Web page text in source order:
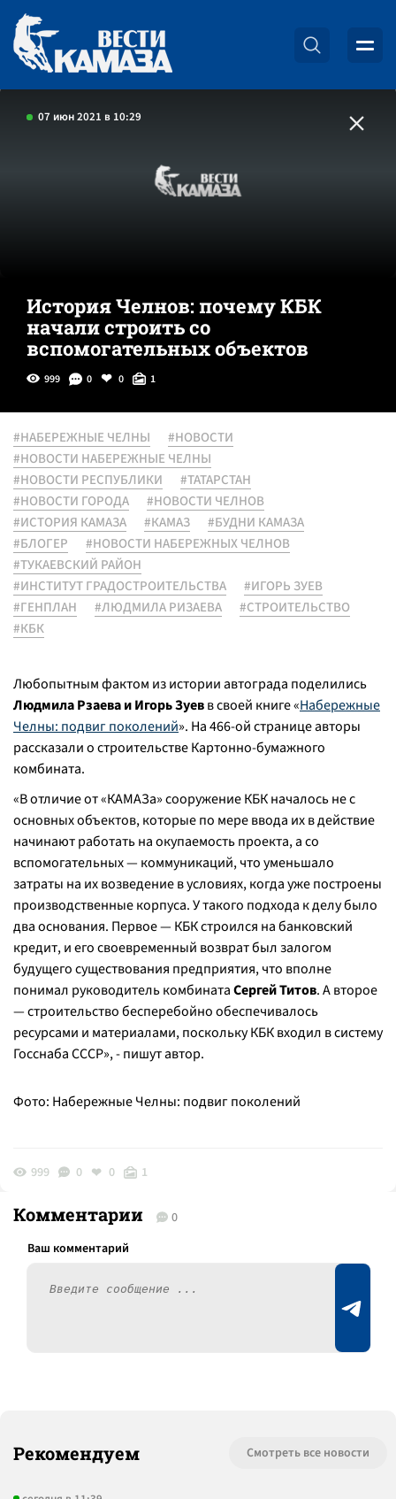
07 июн 2021 в 10:29
История Челнов: почему КБК
начали строить со
вспомогательных объектов
999 0 0 1
#НАБЕРЕЖНЫЕ ЧЕЛНЫ
#НОВОСТИ
#НОВОСТИ НАБЕРЕЖНЫЕ ЧЕЛНЫ
#НОВОСТИ РЕСПУБЛИКИ
#ТАТАРСТАН
#НОВОСТИ ГОРОДА
#НОВОСТИ ЧЕЛНОВ
#ИСТОРИЯ КАМАЗА
#КАМАЗ
#БУДНИ КАМАЗА
#БЛОГЕР
#НОВОСТИ НАБЕРЕЖНЫХ ЧЕЛНОВ
#ТУКАЕВСКИЙ РАЙОН
#ИНСТИТУТ ГРАДОСТРОИТЕЛЬСТВА
#ИГОРЬ ЗУЕВ
#ГЕНПЛАН
#ЛЮДМИЛА РИЗАЕВА
#СТРОИТЕЛЬСТВО
#КБК
Любопытным фактом из истории автограда поделились
Людмила Рзаева и Игорь Зуевв своей книге «Набережные
Челны: подвиг поколений». На 466-ой странице авторы
рассказали о строительстве Картонно-бумажного
комбината.
«В отличие от «КАМАЗа» сооружение КБК началось не с
основных объектов, которые по мере ввода их в действие
начинают работать на окупаемость проекта, а со
вспомогательных — коммуникаций, что уменьшало
затраты на их возведение в условиях, когда уже построены
производственные корпуса. У такого подхода к делу было
два основания. Первое — КБК строился на банковский
кредит, и его своевременный возврат был залогом
будущего существования предприятия, что вполне
понимал руководитель комбинатаСергей Титов. А второе
— строительство бесперебойно обеспечивалось
ресурсами и материалами, поскольку КБК входил в систему
Госснаба СССР», - пишут автор.
Фото: Набережные Челны: подвиг поколений
999 0 0 1
Комментарии 0
Рекомендуем Смотреть все новости